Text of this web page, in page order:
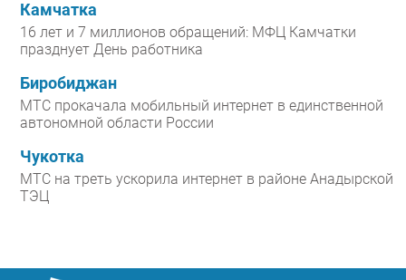
Камчатка
16 лет и 7 миллионов обращений: МФЦ Камчатки
празднует День работника
Биробиджан
МТС прокачала мобильный интернет в единственной
автономной области России
Чукотка
МТС на треть ускорила интернет в районе Анадырской
ТЭЦ